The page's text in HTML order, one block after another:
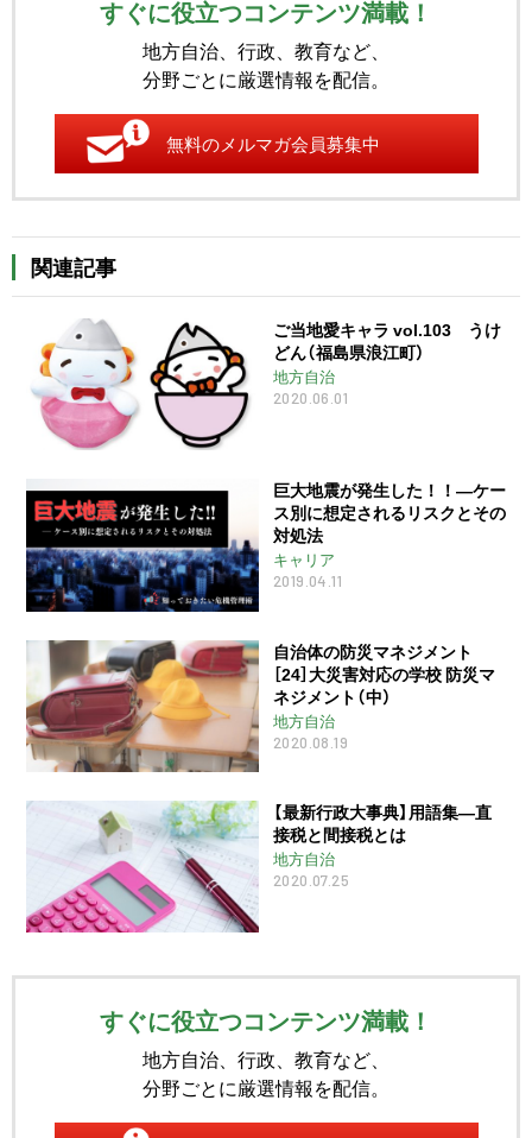
すぐに役立つコンテンツ満載！
地方自治、行政、教育など、
分野ごとに厳選情報を配信。
無料のメルマガ会員募集中
関連記事
ご当地愛キャラ vol.103 うけ
どん（福島県浪江町）
地方自治
2020.06.01
巨大地震が発生した！！―ケー
ス別に想定されるリスクとその
対処法
キャリア
2019.04.11
自治体の防災マネジメント
［24］大災害対応の学校 防災マ
ネジメント（中）
地方自治
2020.08.19
【最新行政大事典】用語集―直
接税と間接税とは
地方自治
2020.07.25
すぐに役立つコンテンツ満載！
地方自治、行政、教育など、
分野ごとに厳選情報を配信。